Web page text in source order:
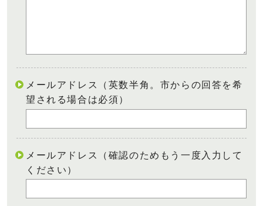
メールアドレス（英数半角。市からの回答を希
望される場合は必須）
メールアドレス（確認のためもう一度入力して
ください）